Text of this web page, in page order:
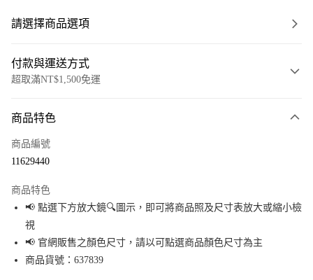
請選擇商品選項
付款與運送方式
超取滿NT$1,500免運
信用卡一次付款
Apple Pay
街口支付
悠遊付
商品特色
商品編號
11629440
商品特色
📢 點選下方放大鏡🔍圖示，即可將商品照及尺寸表放大或縮小檢
視
📢 官網販售之顏色尺寸，請以可點選商品顏色尺寸為主
商品貨號：637839